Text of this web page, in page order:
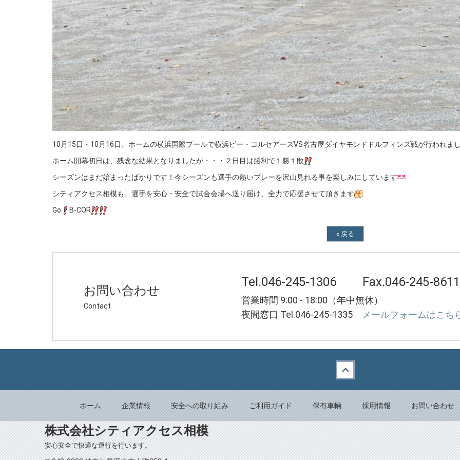
10月15日・10月16日、ホームの横浜国際プールで横浜ビー・コルセアーズVS名古屋ダイヤモンドドルフィンズ戦が行われま
ホーム開幕初日は、残念な結果となりましたが・・・２日目は勝利で１勝１敗
シーズンはまだ始まったばかりです！今シーズンも選手の熱いプレーを沢山見れる事を楽しみにしています
シティアクセス相模も、選手を安心・安全で試合会場へ送り届け、全力で応援させて頂きます
Go
B-COR
« 戻る
お問い合わせ
Contact
Tel.046-245-1306 Fax.046-245-8611
営業時間 9:00 - 18:00（年中無休）
夜間窓口 Tel.046-245-1335
メールフォームはこち
ホーム 企業情報 安全への取り組み ご利用ガイド 保有車輛 採用情報 お問い合わせ
株式会社シティアクセス相模
安心安全で快適な運行を行います。